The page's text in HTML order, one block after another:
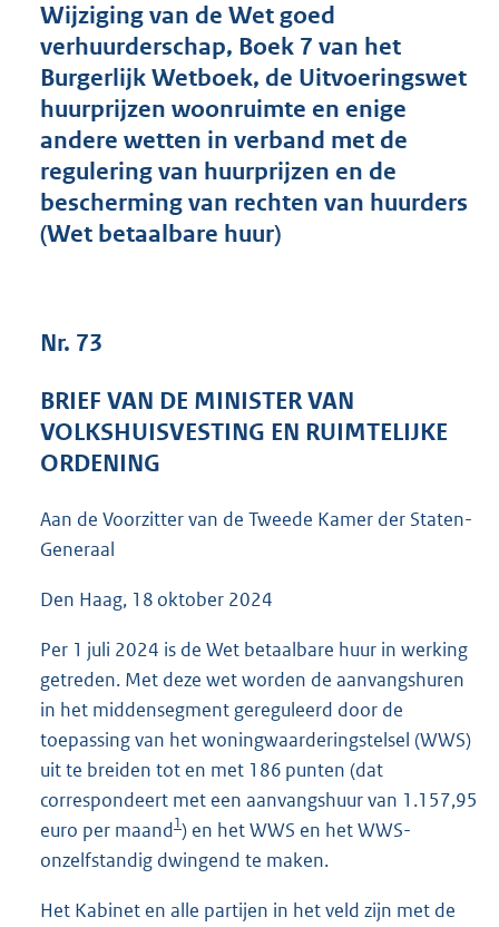
s
g
r
o
t
t
:
Wijziging van de Wet goed
verhuurderschap, Boek 7 van het
Burgerlijk Wetboek, de Uitvoeringswet
huurprijzen woonruimte en enige
andere wetten in verband met de
regulering van huurprijzen en de
bescherming van rechten van huurders
(Wet betaalbare huur)
Nr. 73
BRIEF VAN DE MINISTER VAN
VOLKSHUISVESTING EN RUIMTELIJKE
ORDENING
Aan de Voorzitter van de Tweede Kamer der Staten-
Generaal
Den Haag, 18 oktober 2024
Per 1 juli 2024 is de Wet betaalbare huur in werking
getreden. Met deze wet worden de aanvangshuren
in het middensegment gereguleerd door de
toepassing van het woningwaarderingstelsel (WWS)
uit te breiden tot en met 186 punten (dat
correspondeert met een aanvangshuur van 1.157,95
euro per maand1) en het WWS en het WWS-
onzelfstandig dwingend te maken.
Het Kabinet en alle partijen in het veld zijn met de